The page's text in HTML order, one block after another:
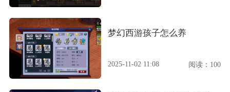
梦幻西游孩子怎么养
2025-11-02 11:08 阅读：100